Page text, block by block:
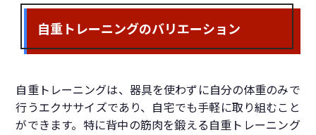
自重トレーニングのバリエーション
自重トレーニングは、器具を使わずに自分の体重のみで
行うエクササイズであり、自宅でも手軽に取り組むこと
ができます。特に背中の筋肉を鍛える自重トレーニング